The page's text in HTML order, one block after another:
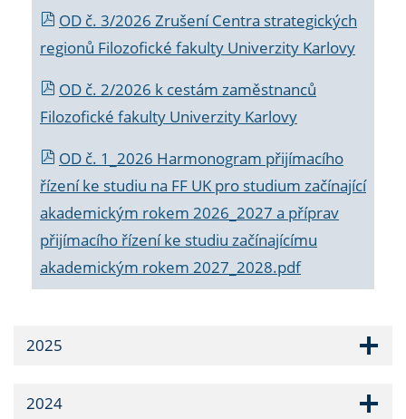
OD č. 3/2026 Zrušení Centra strategických
regionů Filozofické fakulty Univerzity Karlovy
OD č. 2/2026 k cestám zaměstnanců
Filozofické fakulty Univerzity Karlovy
OD č. 1_2026 Harmonogram přijímacího
řízení ke studiu na FF UK pro studium začínající
akademickým rokem 2026_2027 a příprav
přijímacího řízení ke studiu začínajícímu
akademickým rokem 2027_2028.pdf
2025
2024